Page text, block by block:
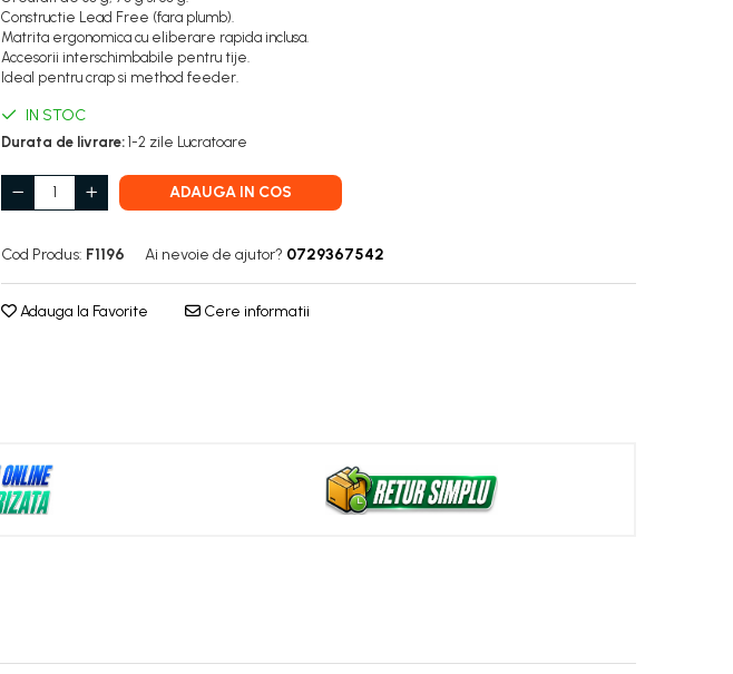
Constructie Lead Free (fara plumb).
Matrita ergonomica cu eliberare rapida inclusa.
Accesorii interschimbabile pentru tije.
Ideal pentru crap si method feeder.
IN STOC
Durata de livrare: 1-2 zile Lucratoare
ADAUGA IN COS
Cod Produs: F1196 Ai nevoie de ajutor? 0729367542
Adauga la Favorite Cere informatii